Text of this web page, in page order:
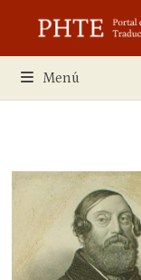
contenido
Menú